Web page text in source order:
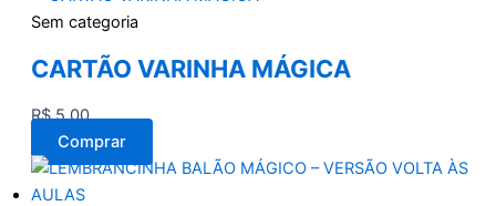
Sem categoria
CARTÃO VARINHA MÁGICA
R$5,00
Comprar